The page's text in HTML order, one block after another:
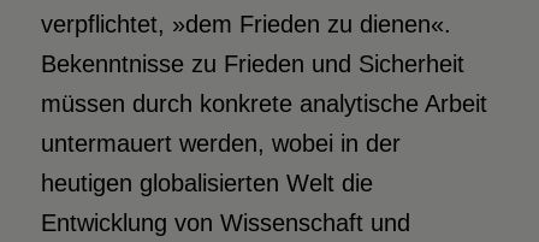
verpflichtet, »dem Frieden zu dienen«.
Bekenntnisse zu Frieden und Sicherheit
müssen durch konkrete analytische Arbeit
untermauert werden, wobei in der
heutigen globalisierten Welt die
Entwicklung von Wissenschaft und